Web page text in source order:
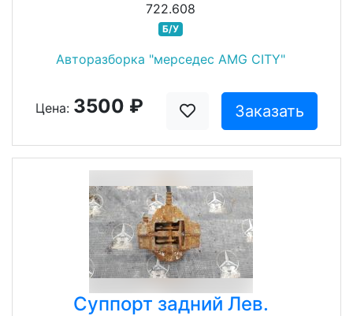
722.608
Б/У
Авторазборка "мерседес AMG CITY"
Цена: 3500 ₽ Заказать
Суппорт задний Лев.